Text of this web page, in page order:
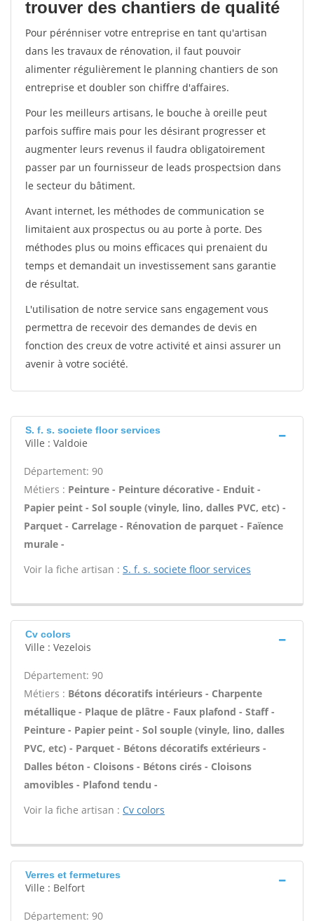
trouver des chantiers de qualité
Pour pérénniser votre entreprise en tant qu'artisan
dans les travaux de rénovation, il faut pouvoir
alimenter régulièrement le planning chantiers de son
entreprise et doubler son chiffre d'affaires.
Pour les meilleurs artisans, le bouche à oreille peut
parfois suffire mais pour les désirant progresser et
augmenter leurs revenus il faudra obligatoirement
passer par un fournisseur de leads prospectsion dans
le secteur du bâtiment.
Avant internet, les méthodes de communication se
limitaient aux prospectus ou au porte à porte. Des
méthodes plus ou moins efficaces qui prenaient du
temps et demandait un investissement sans garantie
de résultat.
L'utilisation de notre service sans engagement vous
permettra de recevoir des demandes de devis en
fonction des creux de votre activité et ainsi assurer un
avenir à votre société.
S. f. s. societe floor services
Ville : Valdoie
Département: 90
Métiers : Peinture - Peinture décorative - Enduit -
Papier peint - Sol souple (vinyle, lino, dalles PVC, etc) -
Parquet - Carrelage - Rénovation de parquet - Faïence
murale -
Voir la fiche artisan : S. f. s. societe floor services
Cv colors
Ville : Vezelois
Département: 90
Métiers : Bétons décoratifs intérieurs - Charpente
métallique - Plaque de plâtre - Faux plafond - Staff -
Peinture - Papier peint - Sol souple (vinyle, lino, dalles
PVC, etc) - Parquet - Bétons décoratifs extérieurs -
Dalles béton - Cloisons - Bétons cirés - Cloisons
amovibles - Plafond tendu -
Voir la fiche artisan : Cv colors
Verres et fermetures
Ville : Belfort
Département: 90